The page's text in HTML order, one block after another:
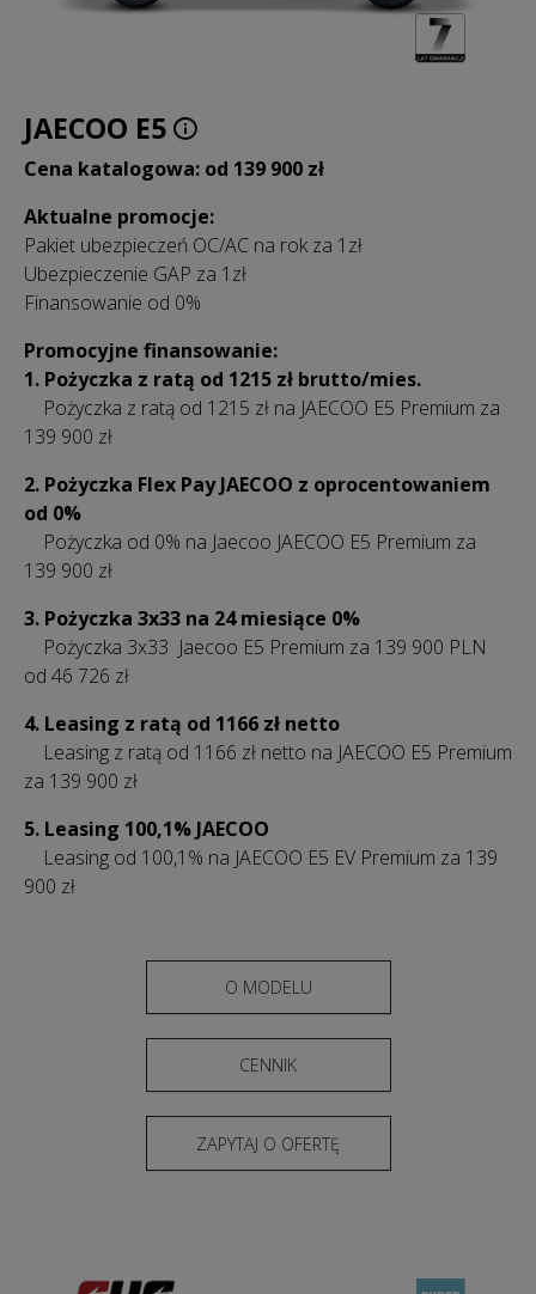
JAECOO E5
Cena katalogowa: od 139 900 zł
Aktualne promocje:
Pakiet ubezpieczeń OC/AC na rok za 1zł
Ubezpieczenie GAP za 1zł
Finansowanie od 0%
Promocyjne finansowanie:
1. Pożyczka z ratą od 1215 zł brutto/mies.
Pożyczka z ratą od 1215 zł na JAECOO E5 Premium za
139 900 zł
2. Pożyczka Flex Pay JAECOO z oprocentowaniem
od 0%
Pożyczka od 0% na Jaecoo JAECOO E5 Premium za
139 900 zł
3. Pożyczka 3x33 na 24 miesiące 0%
Pożyczka 3x33 Jaecoo E5 Premium za 139 900 PLN
od 46 726 zł
4. Leasing z ratą od 1166 zł netto
Leasing z ratą od 1166 zł netto na JAECOO E5 Premium
za 139 900 zł
5. Leasing 100,1% JAECOO
Leasing od 100,1% na JAECOO E5 EV Premium za 139
900 zł
O MODELU
CENNIK
ZAPYTAJ O OFERTĘ